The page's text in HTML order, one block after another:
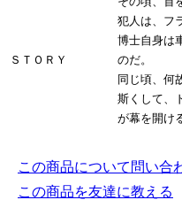
ＳＴＯＲＹ
犯人は、フ
博士自身は
のだ。
同じ頃、何
斯くして、
が幕を開け
この商品について問い合
この商品を友達に教える